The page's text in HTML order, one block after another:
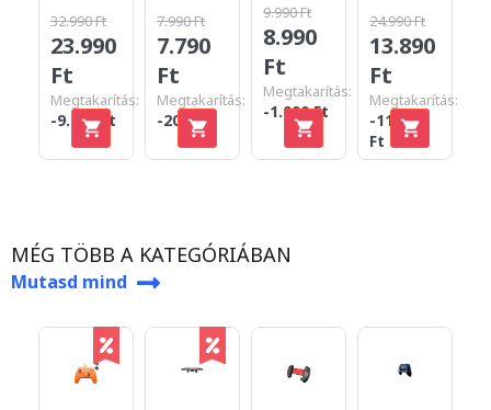
32.990 Ft
23.990
Ft
Megtakarítás:
-9.000 Ft
7.990 Ft
7.790
Ft
Megtakarítás:
-200 Ft
9.990 Ft
8.990
Ft
Megtakarítás:
-1.000 Ft
24.990 Ft
13.890
Ft
Megtakarítás:
-11.100
Ft
MÉG TÖBB A KATEGÓRIÁBAN
Mutasd mind